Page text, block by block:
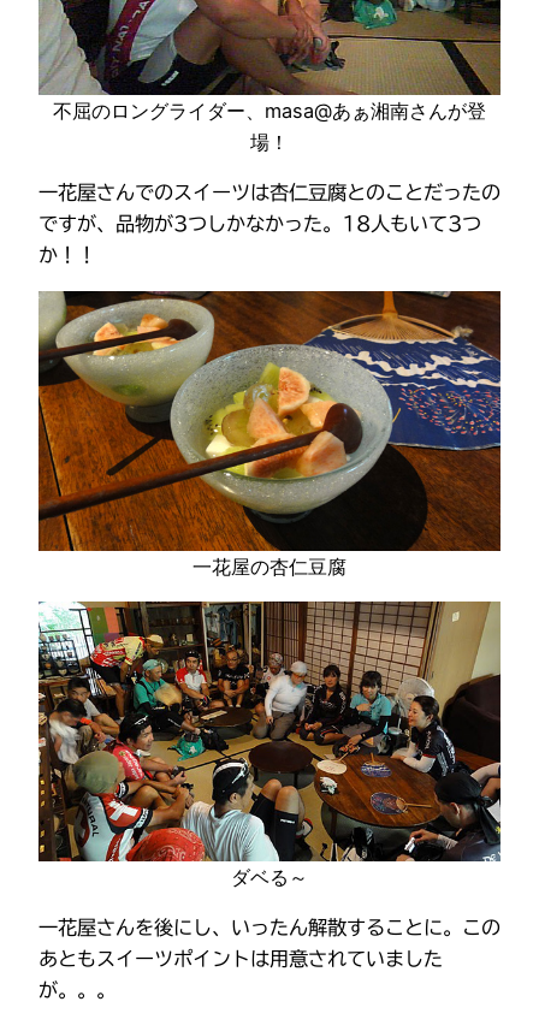
不屈のロングライダー、masa@あぁ湘南さんが登
場！
一花屋さんでのスイーツは杏仁豆腐とのことだったの
ですが、品物が3つしかなかった。18人もいて3つ
か！！
一花屋の杏仁豆腐
ダベる～
一花屋さんを後にし、いったん解散することに。この
あともスイーツポイントは用意されていました
が。。。